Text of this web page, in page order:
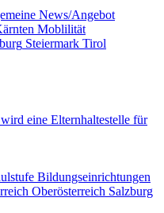
News/Angebot
Moblilität
Steiermark Tirol
eine Elternhaltestelle für
Bildungseinrichtungen
Oberösterreich Salzburg